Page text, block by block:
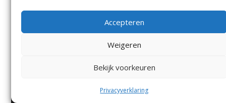
Accepteren
Weigeren
Bekijk voorkeuren
Privacyverklaring
Vacatures
Voorwaarden
Privacyverklaring
De Ronde Venen